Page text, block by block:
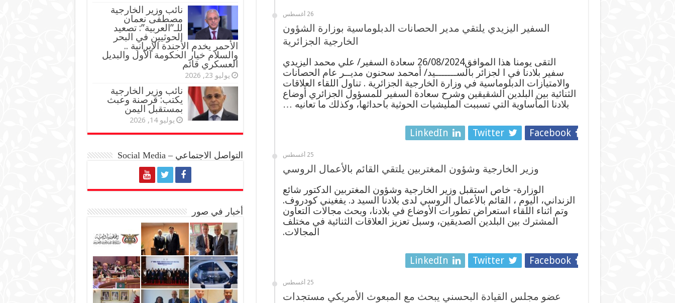
26 أغسطس
السفير اليزيدي يلتقي مدير الحصانات الدبلوماسية بوزارة الشؤون
الخارجية الجزائرية
التقى يومنا هذا الموافق26/08/2024 سعادة السفير/ علي محمد اليزيدي
سفير بلادنا في ا لجزائر بالســـــــيد/ أمحمد سحنون مديــر عام الحصانات
والامتيازات الدبلوماسية في وزارة الخارجية الجزائرية . تناول اللقاء العلاقات
الثنائية بين البلدين الشقيقين وشرح سعادة السفير للمسؤول الجزائري أوضاع
بلادنا المأساوية التي تسببت المليشيات الحوثية باحداثها، وكذلك ما تعانيه …
Facebook
Twitter
LinkedIn
25 أغسطس
وزير الخارجية وشؤون المغتربين يلتقي القائم بالأعمال الروسي
الوزارة- خاص استقبل وزير الخارجية وشؤون المغتربين الدكتور شائع
الزنداني، اليوم ، القائم بالأعمال الروسي لدى بلادنا السيد د. يفغيني كودروف.
وتم اثناء اللقاء استعراض تطورات الأوضاع في بلادنا، وبحث مجالات التعاون
المشترك بين البلدين الصديقين، وسبل تعزيز العلاقات الثنائية في مختلف
المجالات.
Facebook
Twitter
LinkedIn
25 أغسطس
عضو مجلس القيادة البحسني يبحث مع المبعوث الأمريكي مستجدات
نائب وزير الخارجية
مصطفى نعمان
للـ”العربية”: تصعيد
الحوثيين في البحر
الأحمر يخدم الأجندة الإيرانية ..
والسلام خيار الحكومة الأول والبديل
العسكري قائم
يوليو 23, 2026
نائب وزير الخارجية
يكتب: قرصنة وعبث
بمستقبل اليمن
يوليو 14, 2026
التواصل الاجتماعي – Social Media
أخبار في صور